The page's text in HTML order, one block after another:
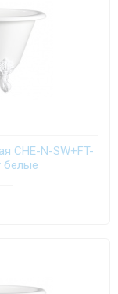
CHE-N-SW+FT-
белые